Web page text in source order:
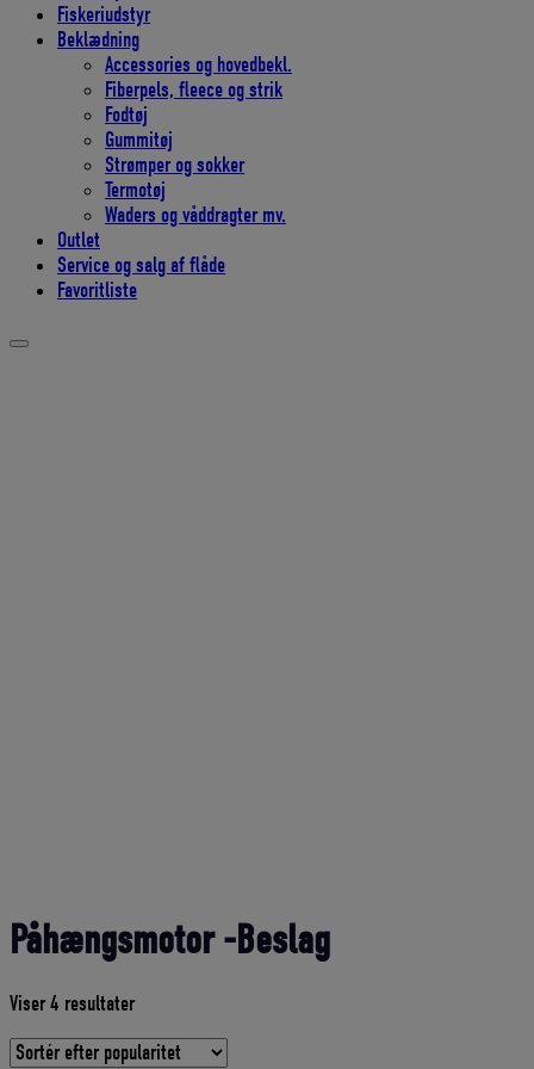
Fiskeriudstyr
Beklædning
Accessories og hovedbekl.
Fiberpels, fleece og strik
Fodtøj
Gummitøj
Strømper og sokker
Termotøj
Waders og våddragter mv.
Outlet
Service og salg af flåde
Favoritliste
Påhængsmotor -Beslag
Viser 4 resultaterSorteret
gennemsnitlig